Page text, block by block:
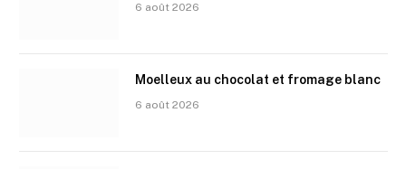
6 août 2026
Moelleux au chocolat et fromage blanc
6 août 2026